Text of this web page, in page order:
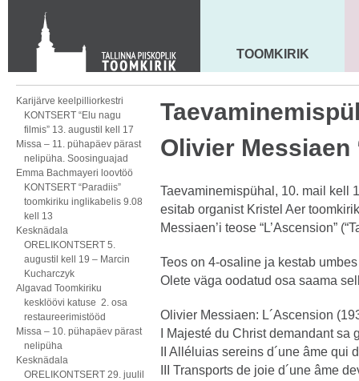
KONTAKT
Toom-Kooli 6, 10130 TALLINN
tallinna.toom@eelk.ee
MAARJA KIRIK
TOOMKIRIK
Karijärve keelpilliorkestri
KONTSERT “Elu nagu
filmis” 13. augustil kell 17
Missa – 11. pühapäev pärast
nelipüha. Soosinguajad
Emma Bachmayeri loovtöö
KONTSERT “Paradiis”
toomkiriku inglikabelis 9.08
kell 13
Kesknädala
ORELIKONTSERT 5.
augustil kell 19 – Marcin
Kucharczyk
Algavad Toomkiriku
kesklöövi katuse 2. osa
restaureerimistööd
Missa – 10. pühapäev pärast
nelipüha
Kesknädala
ORELIKONTSERT 29. juulil
Olivier Messiaen
Taevaminemispühal, 10. mail kell
esitab organist Kristel Aer
Messiaen’i teose “L’Ascension”
Teos on 4-osaline ja kestab
Olete väga oodatud osa saama
Olivier Messiaen: L´Ascension
I Majesté du Christ demandant sa
II Alléluias sereins d´une âme qui
III Transports de joie d´une âme